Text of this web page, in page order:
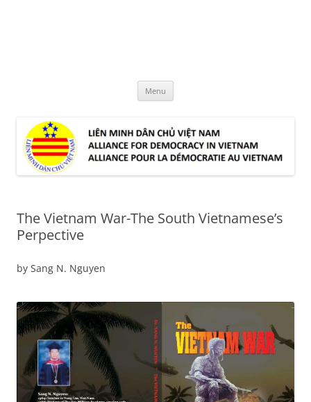
Menu
The Vietnam War-The South Vietnamese’s
Perpective
by Sang N. Nguyen